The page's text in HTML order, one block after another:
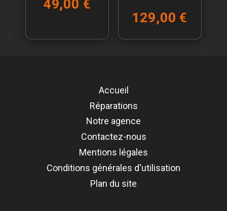
49,00 €
129,00 €
Accueil
Réparations
Notre agence
Contactez-nous
Mentions légales
Conditions générales d'utilisation
Plan du site